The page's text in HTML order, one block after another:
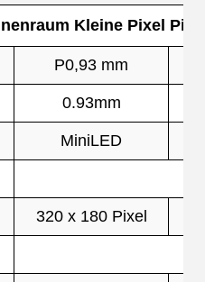
Kleine Pixel
P0,93 mm
0.93mm
MiniLED
320 x 180 Pixel